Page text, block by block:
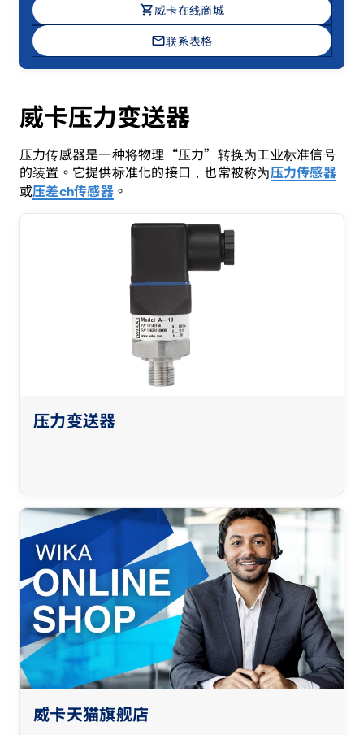
shopping_cart威卡在线商城
mail联系表格
威卡压力变送器
压力传感器是一种将物理“压力”转换为工业标准信号
的装置。它提供标准化的接口，也常被称为压力传感器
或压差ch传感器。
压力变送器
威卡天猫旗舰店